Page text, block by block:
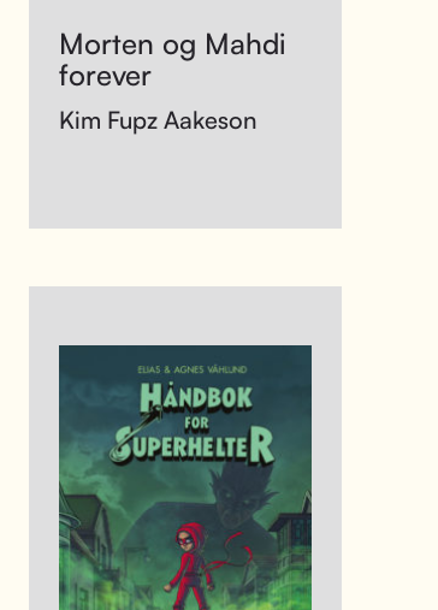
Morten og Mahdi
forever
Kim Fupz Aakeson